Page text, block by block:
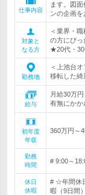
仕事内容
ます。図
ンの企画を
対象と
なる方
＜業界・
の方にぴ
★20代・30
勤務地
＜上池台
移転した綺
給与
月給30万
有無にかか
初年度
年収
360万円～
勤務
時間
# 9:00～
休日
休暇
# ☆年間休
暇（9日間